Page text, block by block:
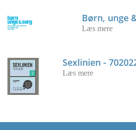
Børn, unge
Læs mere
Sexlinien -
Læs mere